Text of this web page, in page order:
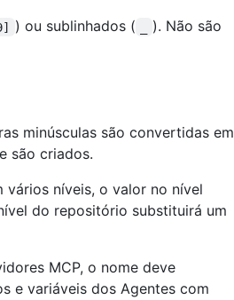
) ou sublinhados (
). Não são
minúsculas são convertidas em
são criados.
vários níveis, o valor no nível
do repositório substituirá um
MCP, o nome deve
e variáveis dos Agentes com